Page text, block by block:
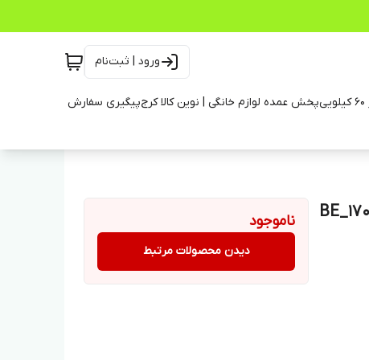
ورود | ثبت‌نام
پخش عمده لوازم خانگی | نوین کالا کرجپیگیری سفارش
ناموجود
دیدن محصولات مرتبط